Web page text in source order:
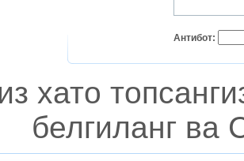
Антибот:
хато
белгиланг ва